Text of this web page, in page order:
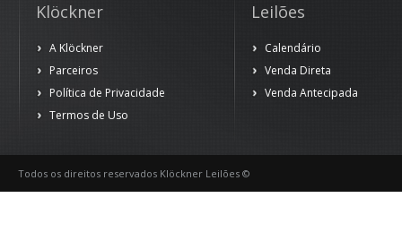
Klöckner
A Klöckner
Parceiros
Política de Privacidade
Termos de Uso
Leilões
Calendário
Venda Direta
Venda Antecipada
Todos os direitos reservados Klöckner Leilões ©